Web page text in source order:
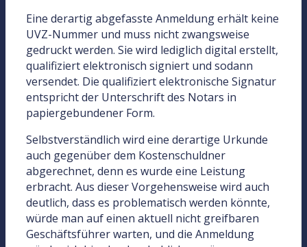
Eine derartig abgefasste Anmeldung erhält keine
UVZ-Nummer und muss nicht zwangsweise
gedruckt werden. Sie wird lediglich digital erstellt,
qualifiziert elektronisch signiert und sodann
versendet. Die qualifiziert elektronische Signatur
entspricht der Unterschrift des Notars in
papiergebundener Form.
Selbstverständlich wird eine derartige Urkunde
auch gegenüber dem Kostenschuldner
abgerechnet, denn es wurde eine Leistung
erbracht. Aus dieser Vorgehensweise wird auch
deutlich, dass es problematisch werden könnte,
würde man auf einen aktuell nicht greifbaren
Geschäftsführer warten, und die Anmeldung